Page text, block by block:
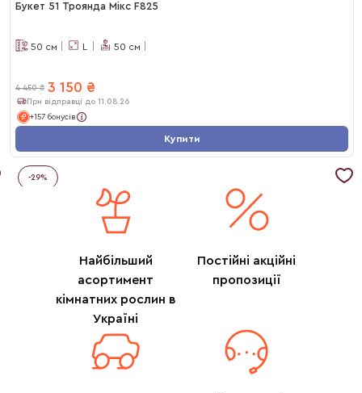
Букет 51 Троянда Мікс F825
50 см L 50 см
4 450 ₴ 3 150 ₴
При відправці до 11.08.26
+157 бонусів
Купити
-29%
Найбільший
асортимент
кімнатних рослин в
Україні
Постійні акційні
пропозиції